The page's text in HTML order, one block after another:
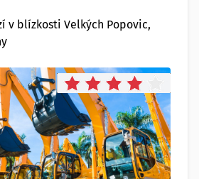
v blízkosti Velkých Popovic,